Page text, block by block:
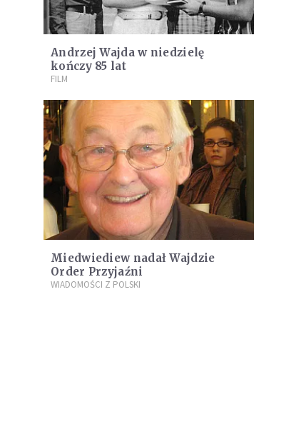
Andrzej Wajda w niedzielę
kończy 85 lat
FILM
Miedwiediew nadał Wajdzie
Order Przyjaźni
WIADOMOŚCI Z POLSKI